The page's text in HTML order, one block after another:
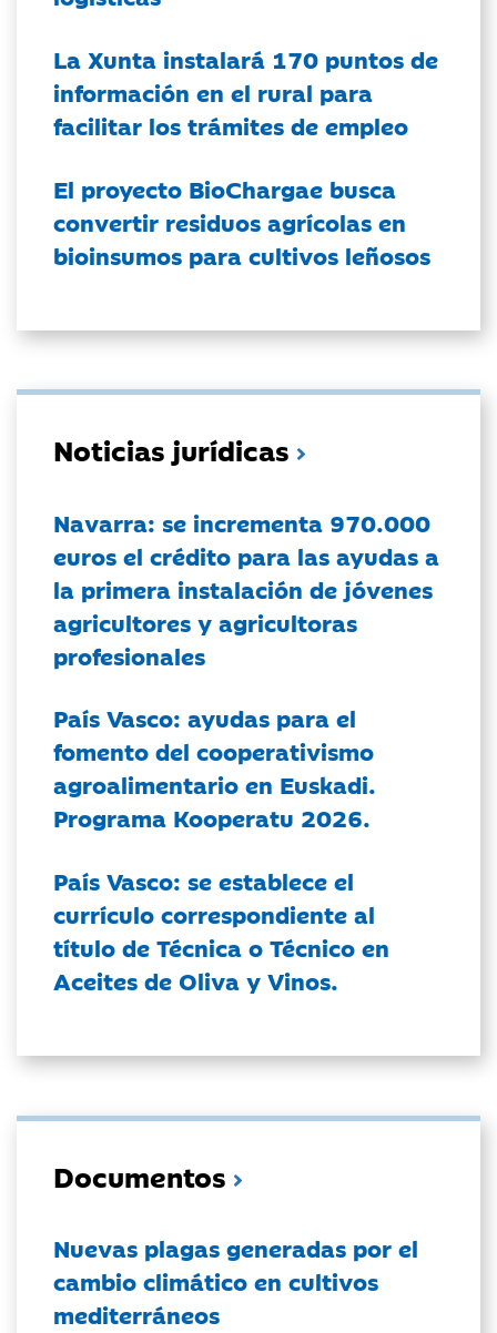
La Xunta instalará 170 puntos de
información en el rural para
facilitar los trámites de empleo
El proyecto BioChargae busca
convertir residuos agrícolas en
bioinsumos para cultivos leñosos
Noticias jurídicas
Navarra: se incrementa 970.000
euros el crédito para las ayudas a
la primera instalación de jóvenes
agricultores y agricultoras
profesionales
País Vasco: ayudas para el
fomento del cooperativismo
agroalimentario en Euskadi.
Programa Kooperatu 2026.
País Vasco: se establece el
currículo correspondiente al
título de Técnica o Técnico en
Aceites de Oliva y Vinos.
Documentos
Nuevas plagas generadas por el
cambio climático en cultivos
mediterráneos